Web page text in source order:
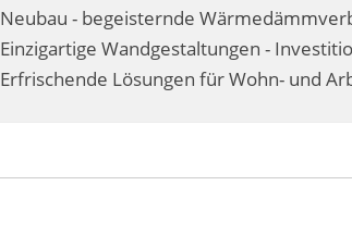
Neubau - begeisternde
Einzigartige Wandgestaltungen -
Erfrischende Lösungen für Wohn- und